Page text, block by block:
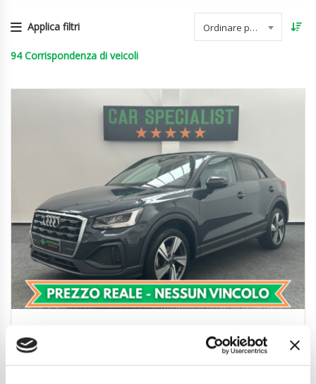
Applica filtri Ordinare per data
94 Corrispondenza di veicoli
UNIPROP.|LED|REAR|ACC|CARPLAY|18′
23.850€